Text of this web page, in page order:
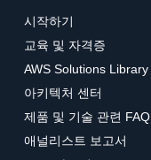
시작하기
교육 및 자격증
AWS Solutions Library
아키텍처 센터
제품 및 기술 관련 FAQ
애널리스트 보고서